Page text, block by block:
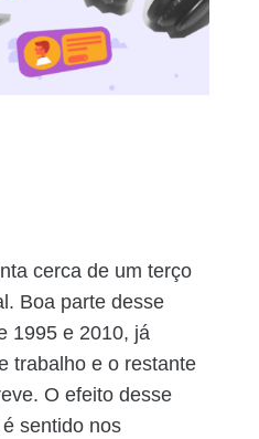
cerca de um terço
Boa parte desse
1995 e 2010, já
trabalho e o restante
O efeito desse
sentido nos